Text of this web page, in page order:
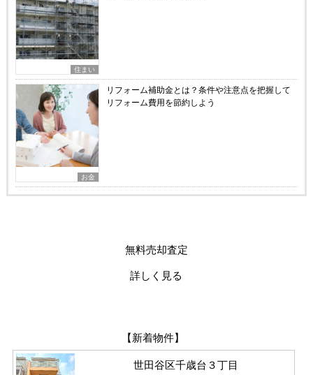
住まい
お金
リフォーム補助金とは？条件や注意点を把握して
リフォーム費用を節約しよう
無料売却査定
詳しく見る
【新着物件】
世田谷区千歳台３丁目